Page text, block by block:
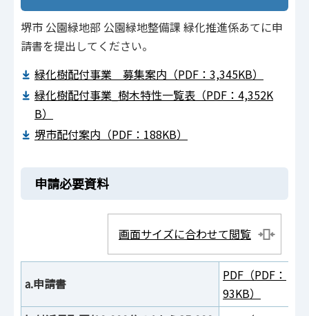
堺市 公園緑地部 公園緑地整備課 緑化推進係あてに申
請書を提出してください。
緑化樹配付事業 募集案内（PDF：3,345KB）
緑化樹配付事業_樹木特性一覧表（PDF：4,352K
B）
堺市配付案内（PDF：188KB）
申請必要資料
画面サイズに合わせて閲覧
a.申請書
PDF（PDF：
93KB）